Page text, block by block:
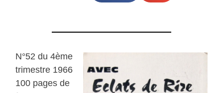
N°52 du 4ème
trimestre 1966
100 pages de